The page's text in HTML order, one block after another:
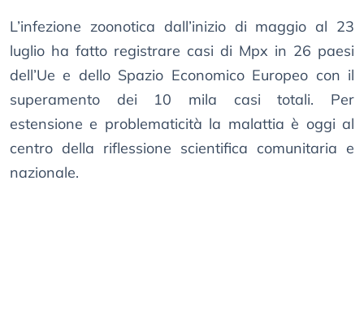
L’infezione zoonotica dall’inizio di maggio al 23
luglio ha fatto registrare casi di Mpx in 26 paesi
dell’Ue e dello Spazio Economico Europeo con il
superamento dei 10 mila casi totali. Per
estensione e problematicità la malattia è oggi al
centro della riflessione scientifica comunitaria e
nazionale.